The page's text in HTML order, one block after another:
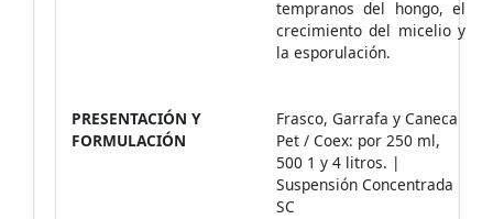
tempranos del hongo, el
crecimiento del micelio y
la esporulación.
PRESENTACIÓN Y
FORMULACIÓN
Frasco, Garrafa y Caneca
Pet / Coex: por 250 ml,
500 1 y 4 litros. |
Suspensión Concentrada
SC